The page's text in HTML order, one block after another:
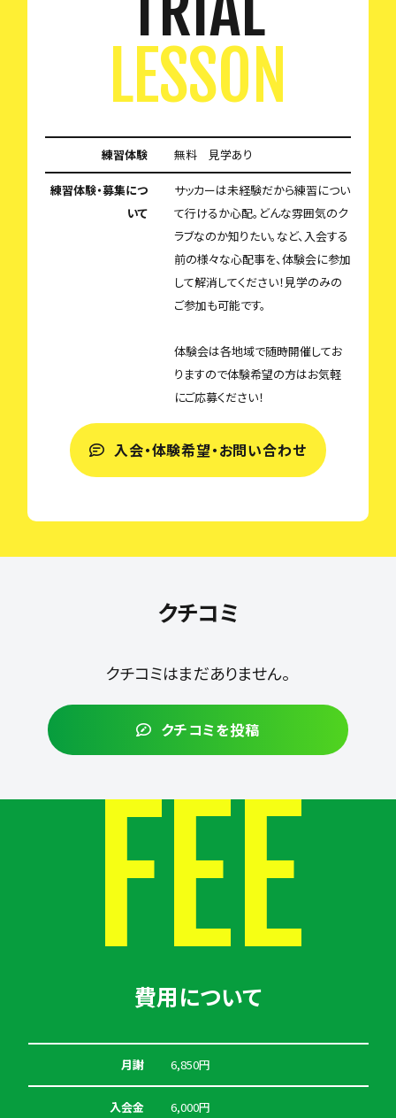
LESSON
練習体験 無料 見学あり
練習体験・募集につ
いて
サッカーは未経験だから練習につい
て行けるか心配。どんな雰囲気のク
ラブなのか知りたい。など、入会する
前の様々な心配事を、体験会に参加
して解消してください！見学のみの
ご参加も可能です。
体験会は各地域で随時開催してお
りますので体験希望の方はお気軽
にご応募ください！
入会・体験希望・お問い合わせ
クチコミ
クチコミはまだありません。
クチコミを投稿
FEE
費用について
月謝 6,850円
入会金 6,000円